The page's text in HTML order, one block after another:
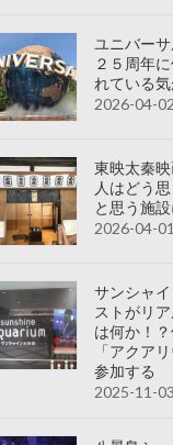
ユニバーサ
２５周年
れている
2026-04-02
東映太秦
人はどう
と思う施
2026-04-01
サンシャ
ストがリ
は何か！
「アクア
参加する
2025-11-03